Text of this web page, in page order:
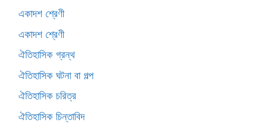
একাদশ শ্রেণী
একাদশ শ্রেণী
ঐতিহাসিক গ্রন্থ
ঐতিহাসিক ঘটনা বা গল্প
ঐতিহাসিক চরিত্র
ঐতিহাসিক চিন্তাবিদ